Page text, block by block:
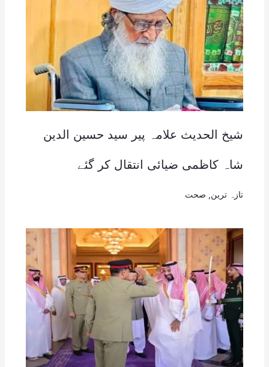
شیخ الحدیث علامہ پیر سید حسین الدین
شاہ کاظمی ضیائی انتقال کر گئے
تازہ ترین صحت